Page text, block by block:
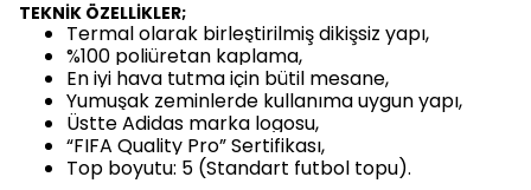
TEKNİK ÖZELLİKLER;
Termal olarak birleştirilmiş dikişsiz yapı,
%100 poliüretan kaplama,
En iyi hava tutma için bütil mesane,
Yumuşak zeminlerde kullanıma uygun yapı,
Üstte Adidas marka logosu,
“FIFA Quality Pro” Sertifikası,
Top boyutu: 5 (Standart futbol topu).